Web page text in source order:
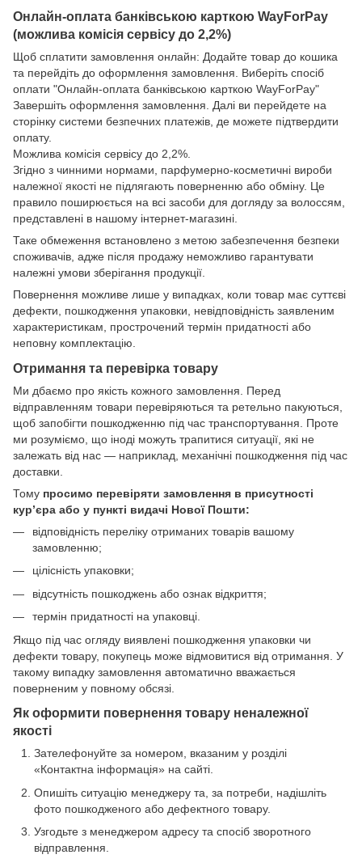
Онлайн-оплата банківською карткою WayForPay
(можлива комісія сервісу до 2,2%)
Щоб сплатити замовлення онлайн: Додайте товар до кошика
та перейдіть до оформлення замовлення. Виберіть спосіб
оплати "Онлайн-оплата банківською карткою WayForPay"
Завершіть оформлення замовлення. Далі ви перейдете на
сторінку системи безпечних платежів, де можете підтвердити
оплату.
Можлива комісія сервісу до 2,2%.
Згідно з чинними нормами, парфумерно-косметичні вироби
належної якості не підлягають поверненню або обміну. Це
правило поширюється на всі засоби для догляду за волоссям,
представлені в нашому інтернет-магазині.
Таке обмеження встановлено з метою забезпечення безпеки
споживачів, адже після продажу неможливо гарантувати
належні умови зберігання продукції.
Повернення можливе лише у випадках, коли товар має суттєві
дефекти, пошкодження упаковки, невідповідність заявленим
характеристикам, прострочений термін придатності або
неповну комплектацію.
Отримання та перевірка товару
Ми дбаємо про якість кожного замовлення. Перед
відправленням товари перевіряються та ретельно пакуються,
щоб запобігти пошкодженню під час транспортування. Проте
ми розуміємо, що іноді можуть трапитися ситуації, які не
залежать від нас — наприклад, механічні пошкодження під час
доставки.
Тому просимо перевіряти замовлення в присутності
кур’єра або у пункті видачі Нової Пошти:
відповідність переліку отриманих товарів вашому
замовленню;
цілісність упаковки;
відсутність пошкоджень або ознак відкриття;
термін придатності на упаковці.
Якщо під час огляду виявлені пошкодження упаковки чи
дефекти товару, покупець може відмовитися від отримання. У
такому випадку замовлення автоматично вважається
поверненим у повному обсязі.
Як оформити повернення товару неналежної
якості
Зателефонуйте за номером, вказаним у розділі
«Контактна інформація» на сайті.
Опишіть ситуацію менеджеру та, за потреби, надішліть
фото пошкодженого або дефектного товару.
Узгодьте з менеджером адресу та спосіб зворотного
відправлення.